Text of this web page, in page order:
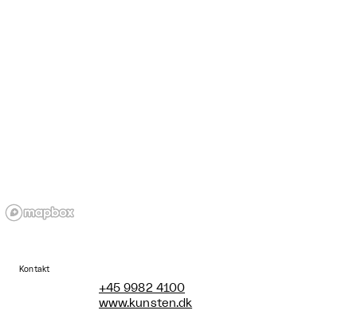
Kontakt
+45 9982 4100
www.kunsten.dk